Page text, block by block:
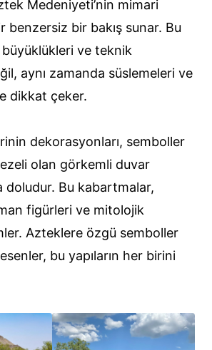
Medeniyeti’nin mimari
benzersiz bir bakış sunar. Bu
büyüklükleri ve teknik
aynı zamanda süslemeleri ve
dikkat çeker.
dekorasyonları, semboller
olan görkemli duvar
doludur. Bu kabartmalar,
figürleri ve mitolojik
Azteklere özgü semboller
bu yapıların her birini